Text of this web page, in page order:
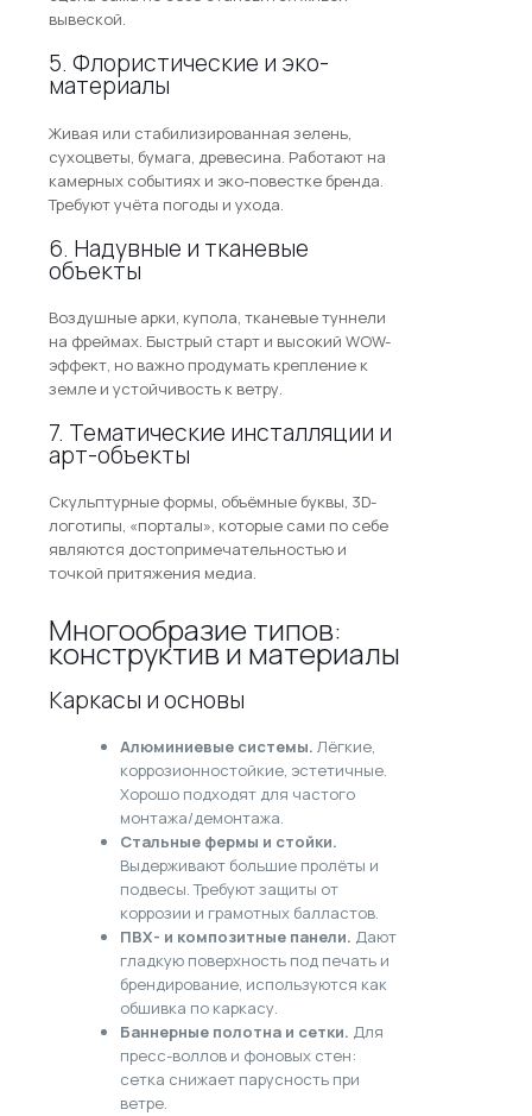
вывеской.
5. Флористические и эко-
материалы
Живая или стабилизированная зелень,
сухоцветы, бумага, древесина. Работают на
камерных событиях и эко-повестке бренда.
Требуют учёта погоды и ухода.
6. Надувные и тканевые
объекты
Воздушные арки, купола, тканевые туннели
на фреймах. Быстрый старт и высокий WOW-
эффект, но важно продумать крепление к
земле и устойчивость к ветру.
7. Тематические инсталляции и
арт-объекты
Скульптурные формы, объёмные буквы, 3D-
логотипы, «порталы», которые сами по себе
являются достопримечательностью и
точкой притяжения медиа.
Многообразие типов:
конструктив и материалы
Каркасы и основы
Алюминиевые системы. Лёгкие,
коррозионностойкие, эстетичные.
Хорошо подходят для частого
монтажа/демонтажа.
Стальные фермы и стойки.
Выдерживают большие пролёты и
подвесы. Требуют защиты от
коррозии и грамотных балластов.
ПВХ- и композитные панели. Дают
гладкую поверхность под печать и
брендирование, используются как
обшивка по каркасу.
Баннерные полотна и сетки. Для
пресс-воллов и фоновых стен:
сетка снижает парусность при
ветре.